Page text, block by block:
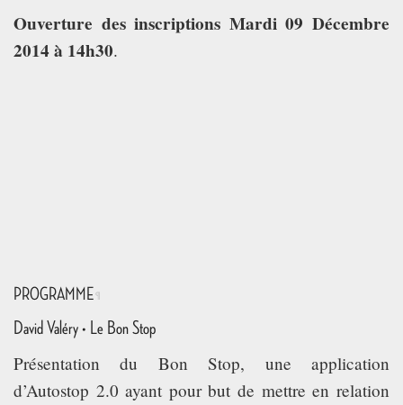
Ouverture des inscriptions Mardi 09 Décembre
2014 à 14h30.
PROGRAMME¶
David Valéry • Le Bon Stop
Présentation du Bon Stop, une application
d’Autostop 2.0 ayant pour but de mettre en relation